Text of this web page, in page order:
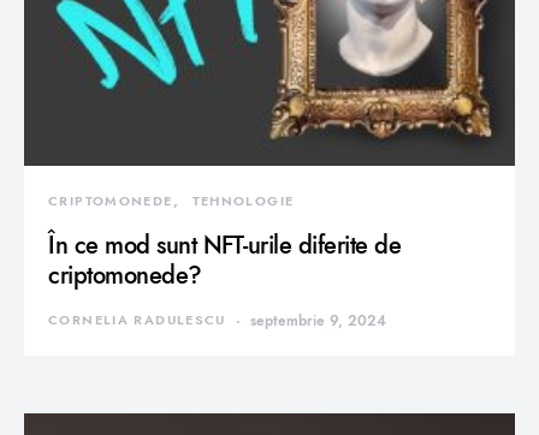
CRIPTOMONEDE TEHNOLOGIE
În ce mod sunt NFT-urile diferite de
criptomonede?
CORNELIA RADULESCU septembrie 9, 2024